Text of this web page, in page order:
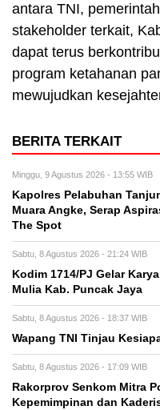
antara TNI,
stakeholder terkait,
dapat terus
program ketahanan
mewujudkan
BERITA TERKAIT
Minggu, 9 Agustus 2026 - 13:55 WIB
Kapolres Pelabuhan
Muara Angke, Serap
The Spot
Sabtu, 8 Agustus 2026 - 21:24 WIB
Kodim 1714/PJ Gelar
Mulia Kab. Puncak Jaya
Sabtu, 8 Agustus 2026 - 18:37 WIB
Wapang TNI Tinjau
Sabtu, 8 Agustus 2026 - 17:09 WIB
Rakorprov Senkom Mitra
Kepemimpinan dan